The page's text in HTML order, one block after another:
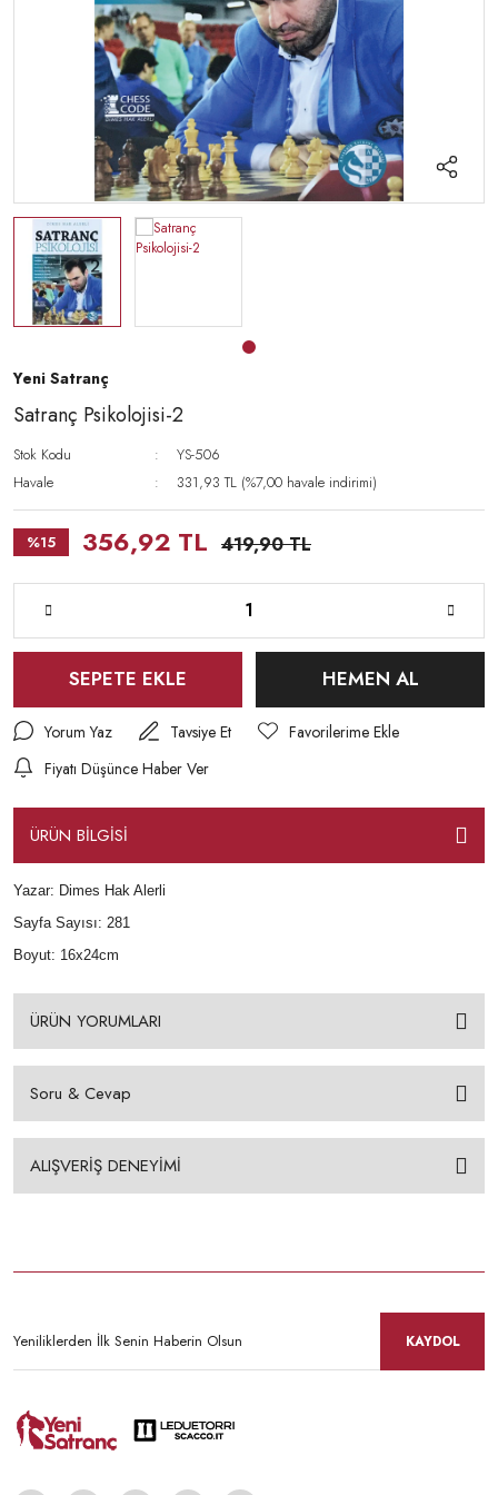
Yeni Satranç
Satranç Psikolojisi-2
Stok Kodu
YS-506
Havale
331,93 TL (%7,00 havale indirimi)
%15 356,92 TL 419,90 TL
SEPETE EKLE HEMEN AL
Yorum Yaz
Tavsiye Et
Fiyatı Düşünce Haber Ver
ÜRÜN BİLGİSİ
Yazar: Dimes Hak Alerli
Sayfa Sayısı: 281
Boyut: 16x24cm
ÜRÜN YORUMLARI
Soru & Cevap
ALIŞVERİŞ DENEYİMİ
KAYDOL
PESHKA ÜRÜNLERİ